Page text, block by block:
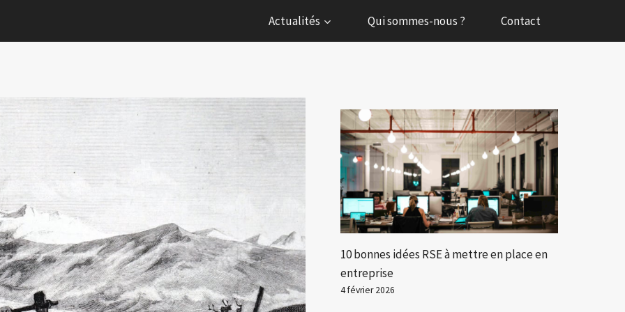
Actualités Qui sommes-nous ? Contact
10 bonnes idées RSE à mettre en place en
entreprise
4 février 2026